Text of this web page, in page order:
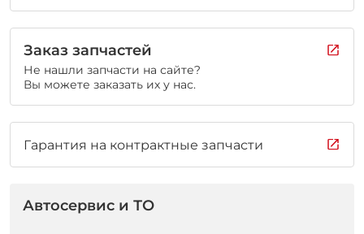
Заказ запчастей
Не нашли запчасти на сайте?
Вы можете заказать их у нас.
Гарантия на контрактные запчасти
Автосервис и ТО